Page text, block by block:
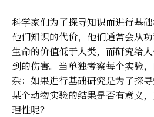
科学家们为了探寻知识而进行基
他们知识的代价，他们通常会从
生命的价值低于人类，而研究给
到的伤害。当单独考察每个实验
杂：如果进行基础研究是为了探
某个动物实验的结果是否有意义
理性呢？